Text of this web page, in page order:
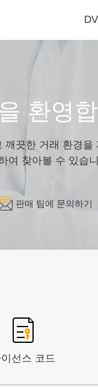
환영
깨끗한 거래 환경
여 찾아볼 수 있습
판매 팀에 문의하기
선스 코드